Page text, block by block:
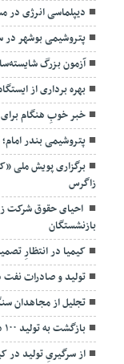
دیپلماسی انرژی در
پتروشیمی بوشهر در
آزمون بزرگ
بهره برداری از
خبر خوبِ هنگام
پتروشیمی بندر
برگزاری پویش ملی
زاگرس
احیای حقوق شرکت
بازنشستگان
کیمیا در انتظارِ
تولید و صادرات
تجلیل از مجاهدان
بازگشت به تولید ۱۰۰ درصدی واحدهای پلی اتیلن آریاساسول
از سرگیریِ تولید در